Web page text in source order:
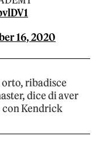
16, 2020
ribadisce
dice di aver
con Kendrick